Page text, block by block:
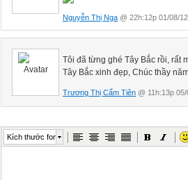
Nguyễn Thị Nga @ 22h:12p 01/08/12
Tôi đã từng ghé Tây Bắc rồi, rất
Tây Bắc xinh đẹp, Chúc thầy
Trương Thị Cẩm Tiên @ 11h:13p
Kích thước font